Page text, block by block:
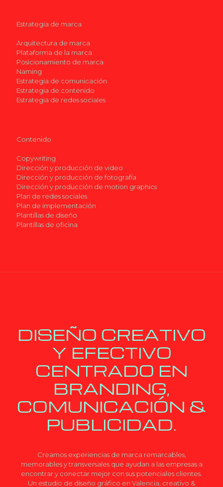
Estrategia de marca
Arquitectura de marca
Plataforma de la marca
Posicionamiento de marca
Naming
Estrategia de comunicación
Estrategia de contenido
Estrategia de redes sociales
Contenido
Copywriting
Dirección y producción de video
Dirección y producción de fotografía
Dirección y producción de motion graphics
Plan de redes sociales
Plan de implementación
Plantillas de diseño
Plantillas de oficina
DISEÑO CREATIVO
Y EFECTIVO
CENTRADO EN
BRANDING,
COMUNICACIÓN &
PUBLICIDAD.
Creamos experiencias de marca remarcables,
memorables y transversales que ayudan a las empresas a
encontrar y conectar mejor con sus potenciales clientes.
Un estudio de diseño gráfico en Valencia, creativo &